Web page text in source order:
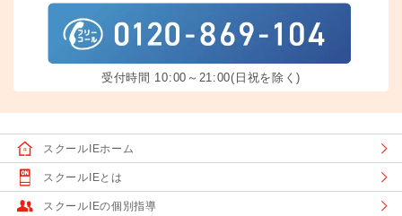
受付時間 10:00～21:00(日祝を除く)
スクールIEホーム
スクールIEとは
スクールIEの個別指導